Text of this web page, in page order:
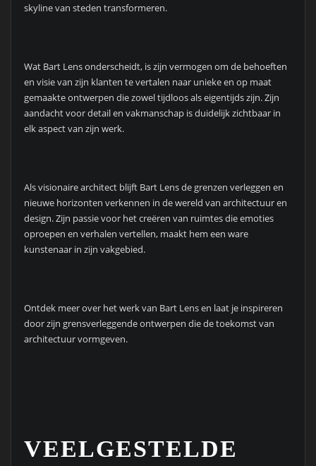
skyline van steden transformeren.
Wat Bart Lens onderscheidt, is zijn vermogen om de behoeften
en visie van zijn klanten te vertalen naar unieke en op maat
gemaakte ontwerpen die zowel tijdloos als eigentijds zijn. Zijn
aandacht voor detail en vakmanschap is duidelijk zichtbaar in
elk aspect van zijn werk.
Als visionaire architect blijft Bart Lens de grenzen verleggen en
nieuwe horizonten verkennen in de wereld van architectuur en
design. Zijn passie voor het creëren van ruimtes die emoties
oproepen en verhalen vertellen, maakt hem een ware
kunstenaar in zijn vakgebied.
Ontdek meer over het werk van Bart Lens en laat je inspireren
door zijn grensverleggende ontwerpen die de toekomst van
architectuur vormgeven.
VEELGESTELDE